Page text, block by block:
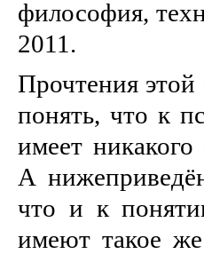
философия,
2011.
Прочтения этой
понять, что к
имеет
А
что и к
имеют такое